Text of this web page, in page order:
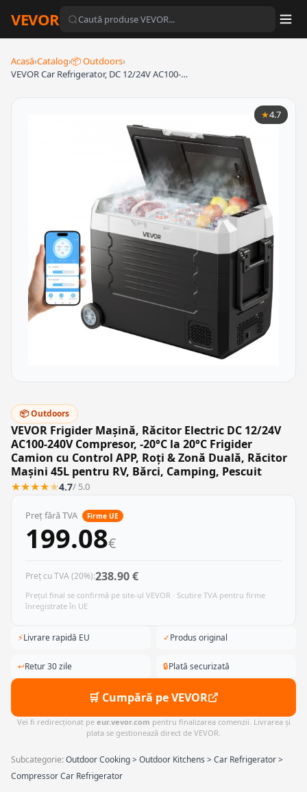
VEVOR
Acasă›Catalog›📦 Outdoors›
VEVOR Car Refrigerator, DC 12/24V AC100-…
★4.7
📦 Outdoors
VEVOR Frigider Mașină, Răcitor Electric DC 12/24V
AC100-240V Compresor, -20°C la 20°C Frigider
Camion cu Control APP, Roți & Zonă Duală, Răcitor
Mașini 45L pentru RV, Bărci, Camping, Pescuit
★★★★★4.7/ 5.0
Preț fără TVA Firme UE
199.08€
Preț cu TVA (20%):238.90 €
Prețul final se confirmă pe site-ul VEVOR · Scutire TVA pentru firme
înregistrate în UE
⚡Livrare rapidă EU ✓Produs original
↩Retur 30 zile 🔒Plată securizată
🛒 Cumpără pe VEVOR
Vei fi redirecționat pe eur.vevor.com pentru finalizarea comenzii. Livrarea și
plata se gestionează direct de VEVOR.
Subcategorie:Outdoor Cooking > Outdoor Kitchens > Car Refrigerator >
Compressor Car Refrigerator